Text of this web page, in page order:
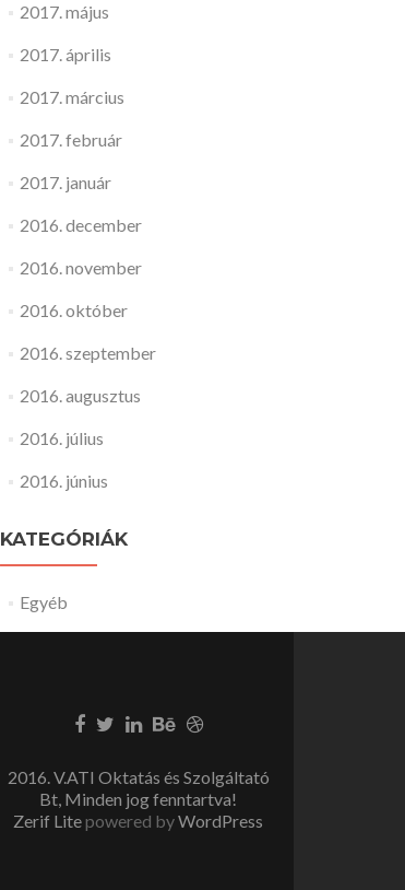
2017. május
2017. április
2017. március
2017. február
2017. január
2016. december
2016. november
2016. október
2016. szeptember
2016. augusztus
2016. július
2016. június
KATEGÓRIÁK
Egyéb
2016. V.ATI Oktatás és Szolgáltató
Bt, Minden jog fenntartva!
Zerif Litepowered byWordPress